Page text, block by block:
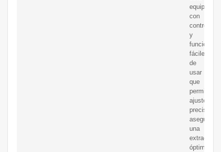
equipada
con
controles
y
funciones
fáciles
de
usar
que
permiten
ajustes
precisos,
una
extracción
óptima